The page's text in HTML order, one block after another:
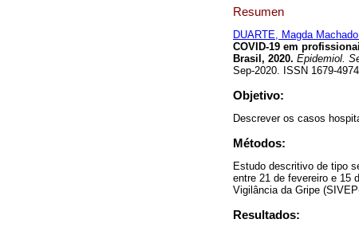
Resumen
DUARTE, Magda
COVID-19 em
Brasil, 2020. Epidemiol.
Sep-2020. ISSN 1679-
Objetivo:
Descrever os casos
Métodos:
Estudo descritivo de tipo
entre 21 de fevereiro e 15
Vigilância da Gripe
Resultados: